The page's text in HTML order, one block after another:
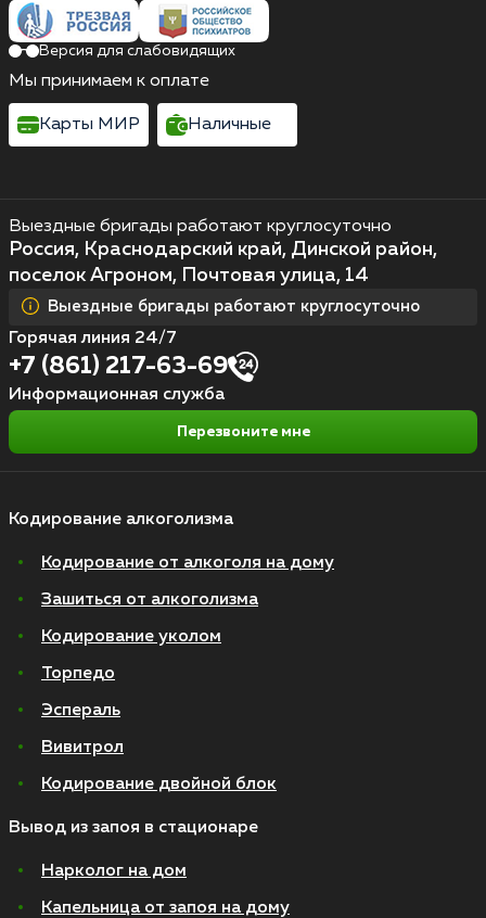
Кодирование алкоголизма
Кодирование от алкоголя на дому
Зашиться от алкоголизма
Кодирование уколом
Торпедо
Эспераль
Вивитрол
Кодирование двойной блок
Вывод из запоя в стационаре
Нарколог на дом
Капельница от запоя на дому
Выездные бригады работают круглосуточно
Россия, Краснодарский край, Динской район,
поселок Агроном, Почтовая улица, 14
Выездные бригады работают круглосуточно
Горячая линия 24/7
+7 (861) 217-63-69
Информационная служба
Перезвоните мне
Версия для слабовидящих
Мы принимаем к оплате
Карты МИР Наличные